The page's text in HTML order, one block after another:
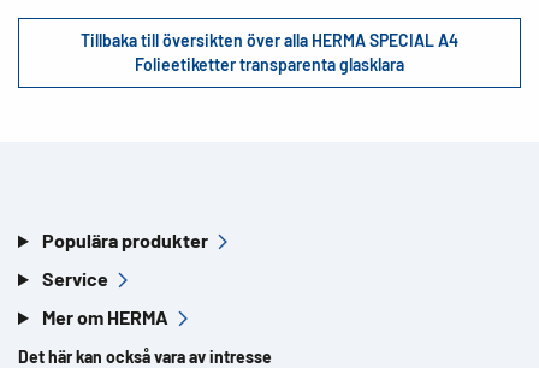
Tillbaka till översikten över alla HERMA SPECIAL A4
Folieetiketter transparenta glasklara
Populära produkter
Service
Mer om HERMA
Det här kan också vara av intresse